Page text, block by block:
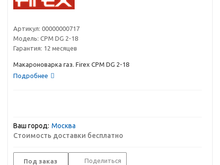
Артикул: 00000000717
Модель: CPM DG 2-18
Гарантия: 12 месяцев
Макароноварка газ. Firex CPM DG 2-18
Подробнее
Ваш город: Москва
Стоимость доставки бесплатно
Под заказ Поделиться